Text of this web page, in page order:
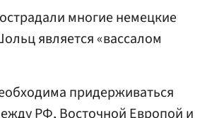
многие немецкие
является «вассалом
придерживаться
РФ, Восточной Европой и